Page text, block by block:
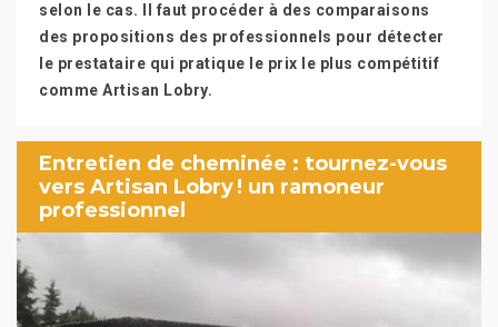
selon le cas. Il faut procéder à des comparaisons
des propositions des professionnels pour détecter
le prestataire qui pratique le prix le plus compétitif
comme Artisan Lobry.
Entretien de cheminée : tournez-vous
vers Artisan Lobry ! un ramoneur
professionnel